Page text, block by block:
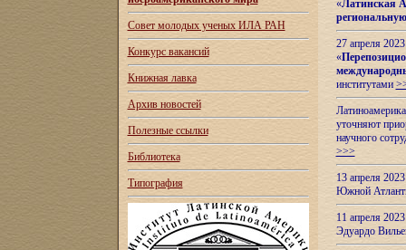
Совет молодых ученых ИЛА РАН
Конкурс вакансий
Книжная лавка
Архив новостей
Полезные ссылки
Библиотека
Типография
«Латинская
27 апреля
«
институтами
уточняют
научного
>>>
13 апреля
Южной
11 апреля
Эдуардо